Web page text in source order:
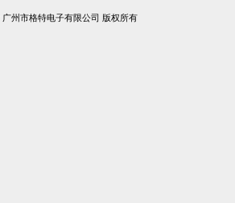
州市格特电子有限公司 版权所有